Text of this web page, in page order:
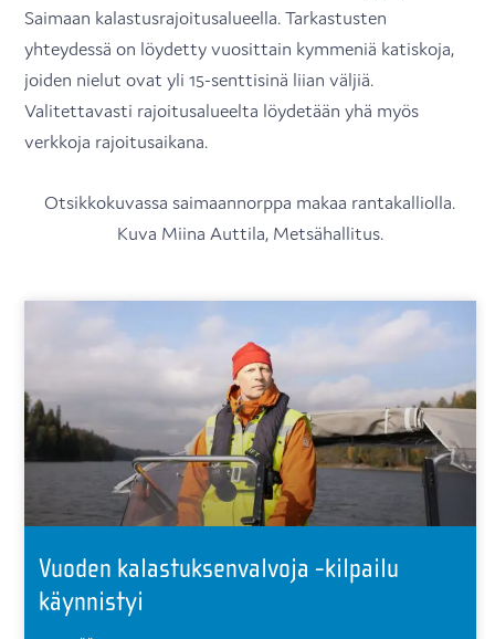
Saimaan kalastusrajoitusalueella. Tarkastusten
yhteydessä on löydetty vuosittain kymmeniä katiskoja,
joiden nielut ovat yli 15-senttisinä liian väljiä.
Valitettavasti rajoitusalueelta löydetään yhä myös
verkkoja rajoitusaikana.
Otsikkokuvassa saimaannorppa makaa rantakalliolla.
Kuva Miina Auttila, Metsähallitus.
Vuoden kalastuksenvalvoja -kilpailu
käynnistyi